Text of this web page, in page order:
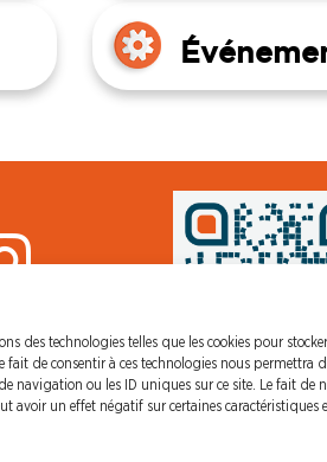
des technologies telles que les cookies pour stocker
de consentir à ces technologies nous permettra
navigation ou les ID uniques sur ce site. Le fait de
avoir un effet négatif sur certaines caractéristiques